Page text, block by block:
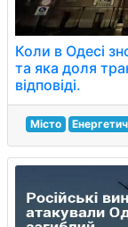
Коли в Одесі
та яка доля
відповіді.
Місто